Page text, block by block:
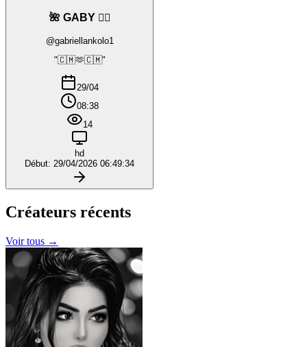
🌺 GABY ❤️‍🔥
@gabriellankolo1
"🇨🇲🫶🇨🇲"
29/04
08:38
14
hd
Début: 29/04/2026 06:49:34
Créateurs récents
Voir tous →